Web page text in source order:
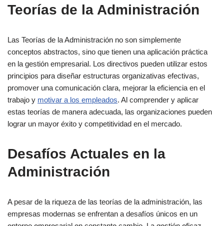
Teorías de la Administración
Las Teorías de la Administración no son simplemente
conceptos abstractos, sino que tienen una aplicación práctica
en la gestión empresarial. Los directivos pueden utilizar estos
principios para diseñar estructuras organizativas efectivas,
promover una comunicación clara, mejorar la eficiencia en el
trabajo y motivar a los empleados. Al comprender y aplicar
estas teorías de manera adecuada, las organizaciones pueden
lograr un mayor éxito y competitividad en el mercado.
Desafíos Actuales en la
Administración
A pesar de la riqueza de las teorías de la administración, las
empresas modernas se enfrentan a desafíos únicos en un